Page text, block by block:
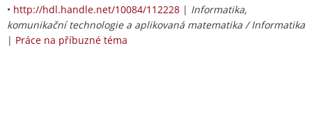
• http://hdl.handle.net/10084/112228 | Informatika,
komunikační technologie a aplikovaná matematika / Informatika
| Práce na příbuzné téma